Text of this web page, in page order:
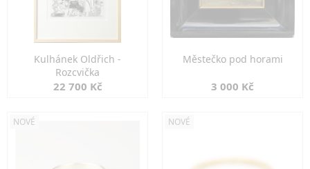
Kulhánek Oldřich -
Rozcvička
22 700 Kč
Městečko pod horami
3 000 Kč
NOVÉ NOVÉ